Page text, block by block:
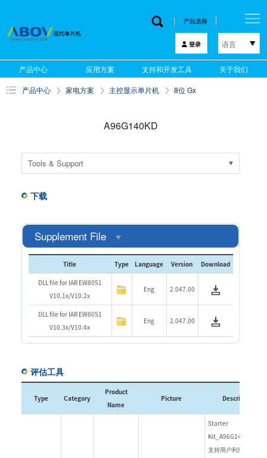
产品选择
登录 语言
한국어
English
产品中心 应用方案 支持和开发工具 关于我们
产品中心 家电方案 主控显示单片机 8位 Gx
A96G140KD
Tools & Support
下载
Supplement File
Title Type Language Version Download
DLL file for IAR EW8051
V10.1x/V10.2x
Eng 2.047.00
DLL file for IAR EW8051
V10.3x/V10.4x
Eng 2.047.00
评估工具
Type Category
Product
Name
Picture Description
Starter
Kit_A96G140SQN
支持用户利用